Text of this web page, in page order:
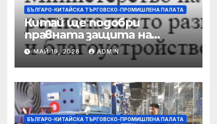
БЪЛГАРО-КИТАЙСКА ТЪРГОВСКО-ПРОМИШЛЕНА ПАЛAТА
Китай ще подобри
правната защита на
предприятията, ще се
съсредоточи върху
борбата с
корпоративната
престъпност
МАЙ 19, 2026 ADMIN
БЪЛГАРО-КИТАЙСКА ТЪРГОВСКО-ПРОМИШЛЕНА ПАЛAТА